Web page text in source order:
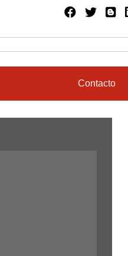
Contacto